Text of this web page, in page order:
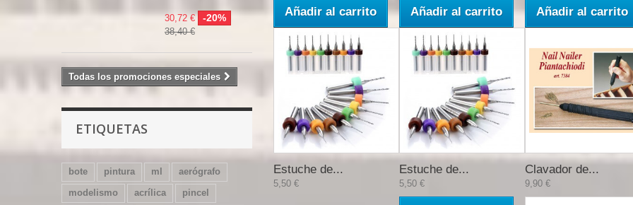
30,72 € -20%
38,40 €
Todas los promociones especiales
ETIQUETAS
bote pintura ml
aerógrafo
modelismo
acrílica
pincel
Añadir al carrito Añadir al carrito Añadir al carrito
Estuche de...
5,50 €
Estuche de...
5,50 €
Clavador de...
9,90 €